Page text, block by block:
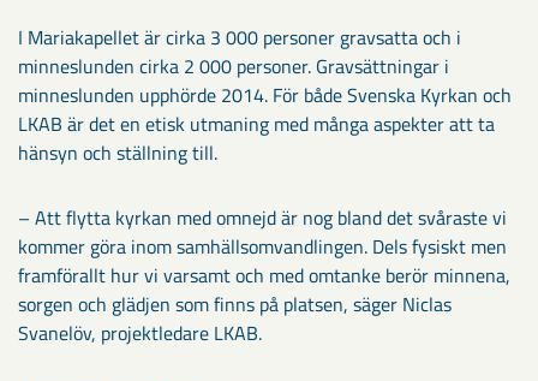
I Mariakapellet är cirka 3 000 personer gravsatta och i
minneslunden cirka 2 000 personer. Gravsättningar i
minneslunden upphörde 2014. För både Svenska Kyrkan och
LKAB är det en etisk utmaning med många aspekter att ta
hänsyn och ställning till.
– Att flytta kyrkan med omnejd är nog bland det svåraste vi
kommer göra inom samhällsomvandlingen. Dels fysiskt men
framförallt hur vi varsamt och med omtanke berör minnena,
sorgen och glädjen som finns på platsen, säger Niclas
Svanelöv, projektledare LKAB.